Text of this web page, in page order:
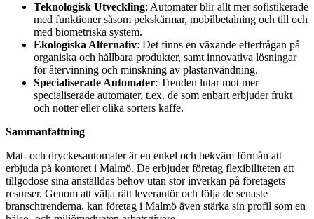
Teknologisk Utveckling: Automater blir allt mer sofistikerade
med funktioner såsom pekskärmar, mobilbetalning och till och
med biometriska system.
Ekologiska Alternativ: Det finns en växande efterfrågan på
organiska och hållbara produkter, samt innovativa lösningar
för återvinning och minskning av plastanvändning.
Specialiserade Automater: Trenden lutar mot mer
specialiserade automater, t.ex. de som enbart erbjuder frukt
och nötter eller olika sorters kaffe.
Sammanfattning
Mat- och dryckesautomater är en enkel och bekväm förmån att
erbjuda på kontoret i Malmö. De erbjuder företag flexibiliteten att
tillgodose sina anställdas behov utan stor inverkan på företagets
resurser. Genom att välja rätt leverantör och följa de senaste
branschtrenderna, kan företag i Malmö även stärka sin profil som en